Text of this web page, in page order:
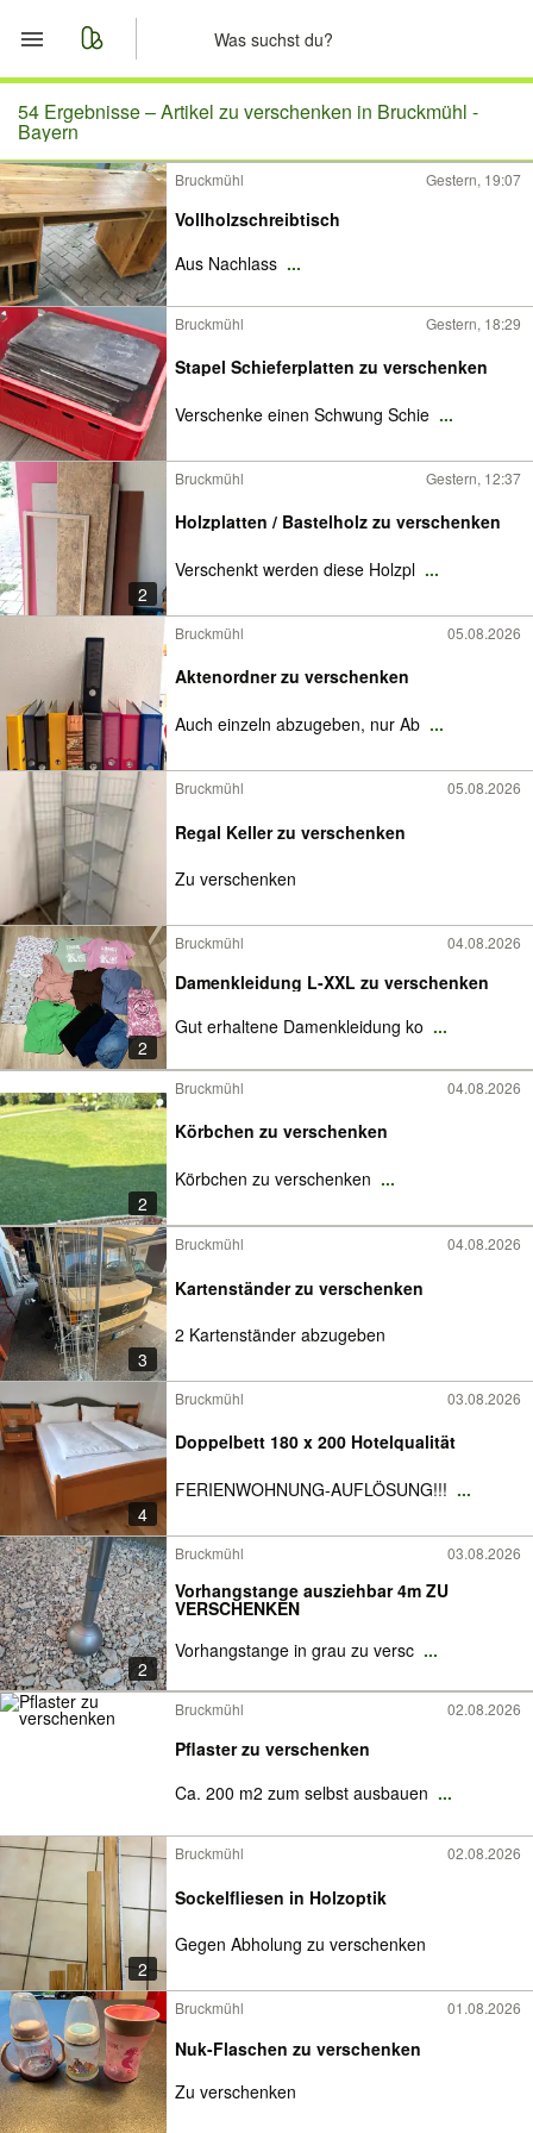
Start
Merkliste
Nachrichten
Anzeige aufgeben
54 Ergebnisse –Artikel zu verschenken in Bruckmühl -
Bayern
Bruckmühl Gestern, 19:07
Vollholzschreibtisch
Aus Nachlass ...
Bruckmühl Gestern, 18:29
Stapel Schieferplatten zu verschenken
Verschenke einen Schwung Schie ...
2
Bruckmühl Gestern, 12:37
Holzplatten / Bastelholz zu verschenken
Verschenkt werden diese Holzpl ...
Bruckmühl 05.08.2026
Aktenordner zu verschenken
Auch einzeln abzugeben, nur Ab ...
Bruckmühl 05.08.2026
Regal Keller zu verschenken
Zu verschenken
2
Bruckmühl 04.08.2026
Damenkleidung L-XXL zu verschenken
Gut erhaltene Damenkleidung ko ...
2
Bruckmühl 04.08.2026
Körbchen zu verschenken
Körbchen zu verschenken ...
3
Bruckmühl 04.08.2026
Kartenständer zu verschenken
2 Kartenständer abzugeben
4
Bruckmühl 03.08.2026
Doppelbett 180 x 200 Hotelqualität
FERIENWOHNUNG-AUFLÖSUNG!!! ...
2
Bruckmühl 03.08.2026
Vorhangstange ausziehbar 4m ZU
VERSCHENKEN
Vorhangstange in grau zu versc ...
Bruckmühl 02.08.2026
Pflaster zu verschenken
Ca. 200 m2 zum selbst ausbauen ...
2
Bruckmühl 02.08.2026
Sockelfliesen in Holzoptik
Gegen Abholung zu verschenken
Bruckmühl 01.08.2026
Nuk-Flaschen zu verschenken
Zu verschenken